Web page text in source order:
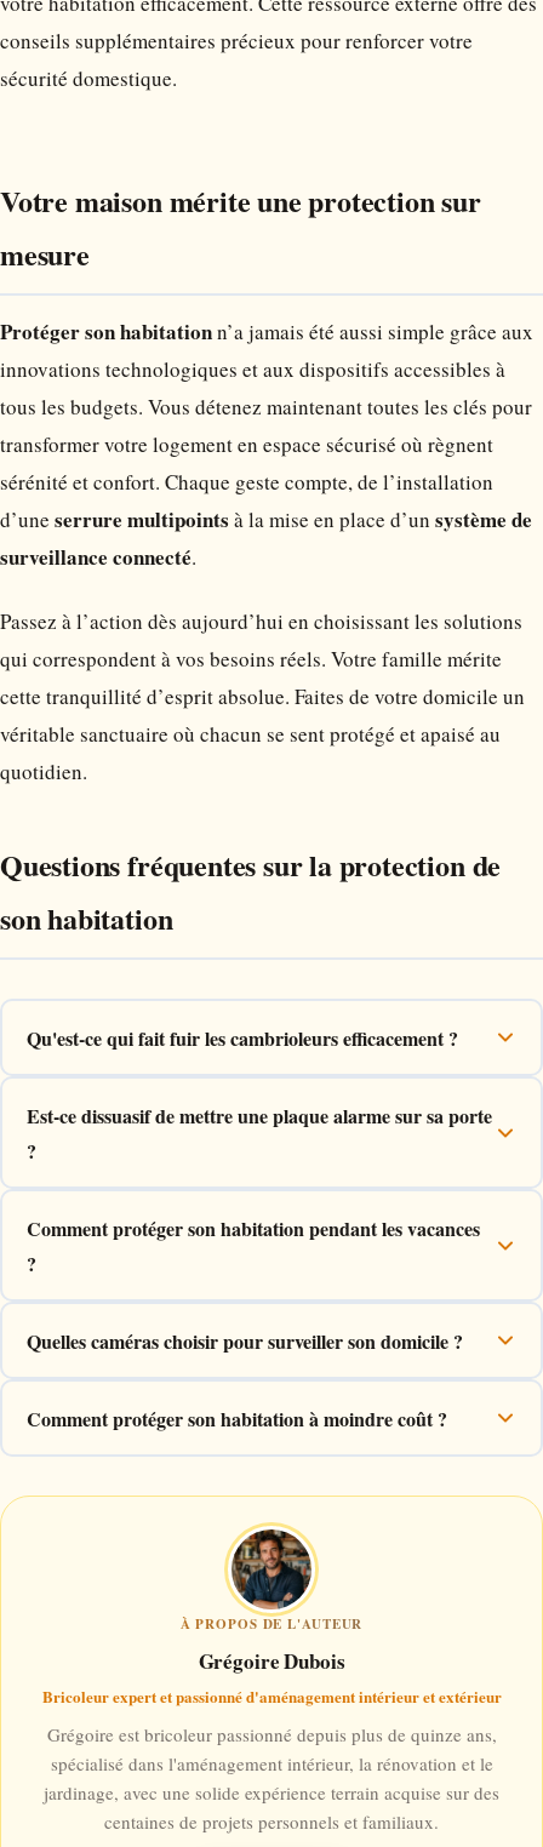
conseils supplémentaires précieux pour renforcer votre
sécurité domestique.
Votre maison mérite une protection sur
mesure
Protéger son habitationn’a jamais été aussi simple grâce aux
innovations technologiques et aux dispositifs accessibles à
tous les budgets. Vous détenez maintenant toutes les clés pour
transformer votre logement en espace sécurisé où règnent
sérénité et confort. Chaque geste compte, de l’installation
d’une serrure multipoints à la mise en place d’un système de
surveillance connecté.
Passez à l’action dès aujourd’hui en choisissant les solutions
qui correspondent à vos besoins réels. Votre famille mérite
cette tranquillité d’esprit absolue. Faites de votre domicile un
véritable sanctuaire où chacun se sent protégé et apaisé au
quotidien.
Questions fréquentes sur la protection de
son habitation
Qu'est-ce qui fait fuir les cambrioleurs efficacement ?
Est-ce dissuasif de mettre une plaque alarme sur sa porte
?
Comment protéger son habitation pendant les vacances
?
Quelles caméras choisir pour surveiller son domicile ?
Comment protéger son habitation à moindre coût ?
À PROPOS DE L'AUTEUR
Grégoire Dubois
Bricoleur expert et passionné d'aménagement intérieur et extérieur
Grégoire est bricoleur passionné depuis plus de quinze ans,
spécialisé dans l'aménagement intérieur, la rénovation et le
jardinage, avec une solide expérience terrain acquise sur des
centaines de projets personnels et familiaux.